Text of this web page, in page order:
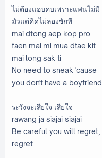
ไม่ต้องแอบคบเพราะแฟนไม่มี
มัวแต่คิดไม่ลองซักที
mai dtong aep kop pro
faen mai mi mua dtae kit
mai long sak ti
No need to sneak 'cause
you don't have a boyfriend
ระวังจะเสียใจ เสียใจ
rawang ja siajai siajai
Be careful you will regret,
regret